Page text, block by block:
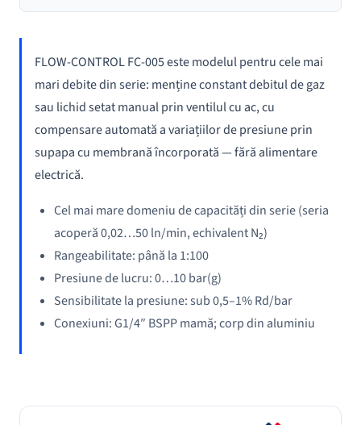
FLOW-CONTROL FC-005 este modelul pentru cele mai
mari debite din serie: menține constant debitul de gaz
sau lichid setat manual prin ventilul cu ac, cu
compensare automată a variațiilor de presiune prin
supapa cu membrană încorporată — fără alimentare
electrică.
Cel mai mare domeniu de capacități din serie (seria
acoperă 0,02…50 ln/min, echivalent N₂)
Rangeabilitate: până la 1:100
Presiune de lucru: 0…10 bar(g)
Sensibilitate la presiune: sub 0,5–1% Rd/bar
Conexiuni: G1/4″ BSPP mamă; corp din aluminiu
Bronkhorst
FC-
005
(High
Flow)